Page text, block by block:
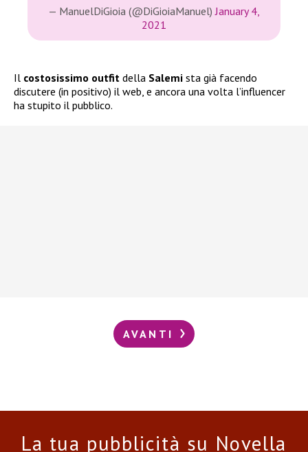
— ManuelDiGioia (@DiGioiaManuel)January 4,
2021
Il costosissimo outfit della Salemi sta già facendo
discutere (in positivo) il web, e ancora una volta l’influencer
ha stupito il pubblico.
AVANTI
La tua pubblicità su Novella